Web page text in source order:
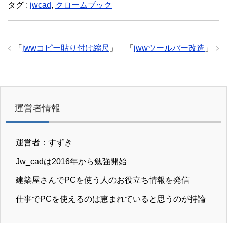
タグ : jwcad, クロームブック
「 jwwツールバー改造 」
「 jwwコピー貼り付け縮尺 」
運営者情報
運営者：すずき
Jw_cadは2016年から勉強開始
建築屋さんでPCを使う人のお役立ち情報を発信
仕事でPCを使えるのは恵まれていると思うのが持論